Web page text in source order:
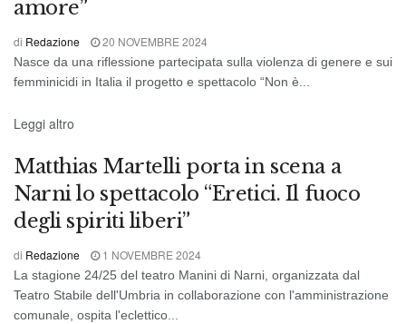
amore”
di Redazione 20 NOVEMBRE 2024
Nasce da una riflessione partecipata sulla violenza di genere e sui
femminicidi in Italia il progetto e spettacolo “Non è...
Leggi altro
TEATRO
Matthias Martelli porta in scena a
Narni lo spettacolo “Eretici. Il fuoco
degli spiriti liberi”
di Redazione 1 NOVEMBRE 2024
La stagione 24/25 del teatro Manini di Narni, organizzata dal
Teatro Stabile dell'Umbria in collaborazione con l'amministrazione
comunale, ospita l'eclettico...